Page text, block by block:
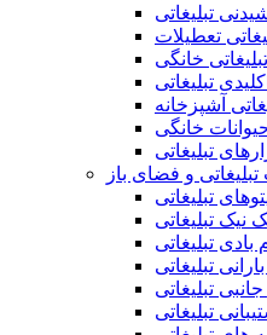
تبلیغاتی
تعطیلات
خانگی
تبلیغاتی
آشپزخانه
خانگی
تبلیغاتی
و فضای باز
تبلیغاتی
نیک تبلیغاتی
بادی تبلیغاتی
تبلیغاتی
تبلیغاتی
تبلیغاتی